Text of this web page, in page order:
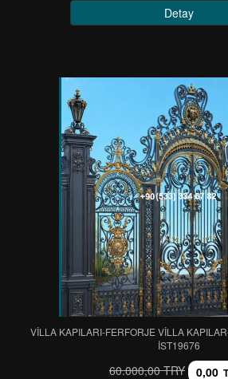
Detay
VİLLA KAPILARI-FERFORJE VİLLA
IST19676
60.000,00 TRY 0,00